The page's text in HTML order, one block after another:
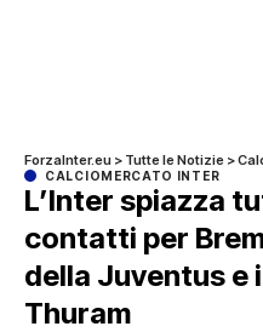
ForzaInter.eu > Tutte le Notizie >
CALCIOMERCATO INTER
L’Inter spiazza
contatti per
della Juventus e
Thuram